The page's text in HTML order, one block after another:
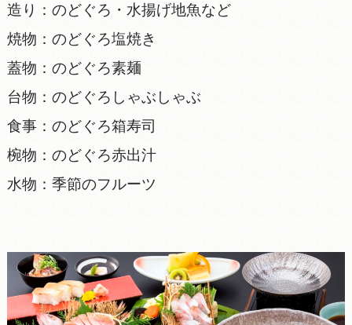
造り：のどぐろ・水揚げ地魚など
焼物：のどぐろ塩焼き
蓋物：のどぐろ素麺
台物：のどぐろしゃぶしゃぶ
食事：のどぐろ箱寿司
椀物：のどぐろ赤出汁
水物：季節のフルーツ